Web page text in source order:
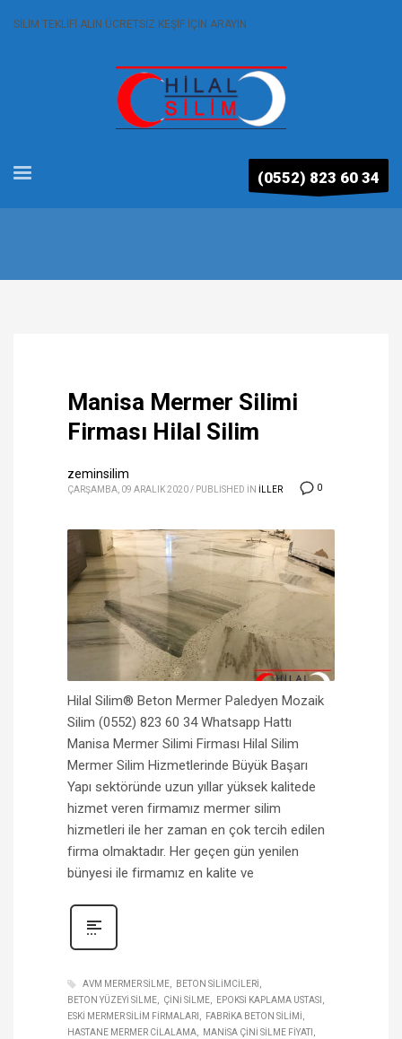
SİLİM TEKLİFİ ALIN ÜCRETSİZ KEŞİF İÇİN ARAYIN
(0552) 823 60 34
Manisa Mermer Silimi
Firması Hilal Silim
0
zeminsilim
ÇARŞAMBA, 09 ARALIK 2020 / PUBLISHED IN ILLER
Hilal Silim® Beton Mermer Paledyen Mozaik
Silim (0552) 823 60 34 Whatsapp Hattı
Manisa Mermer Silimi Firması Hilal Silim
Mermer Silim Hizmetlerinde Büyük Başarı
Yapı sektöründe uzun yıllar yüksek kalitede
hizmet veren firmamız mermer silim
hizmetleri ile her zaman en çok tercih edilen
firma olmaktadır. Her geçen gün yenilen
bünyesi ile firmamız en kalite ve
AVM MERMER SILME
BETON SILIMCILERI
BETON YÜZEYI SILME
ÇINI SILME
EPOKSI KAPLAMA USTASI
ESKI MERMER SILIM FIRMALARI
FABRIKA BETON SILIMI
HASTANE MERMER CILALAMA
MANISA ÇINI SILME FIYATI